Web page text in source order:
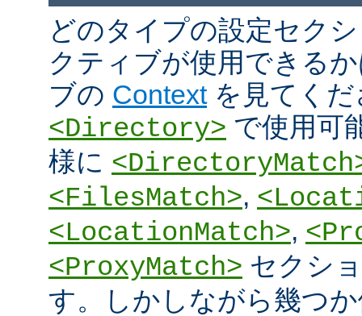
どのタイプの設定セク
クティブが使用できる
ブの Contextを見てくだ
<Directory> で使用可
様に
<FilesMatch>,
<LocationMatch>,
<ProxyMatch> セクシ
す。しかしながら幾つ